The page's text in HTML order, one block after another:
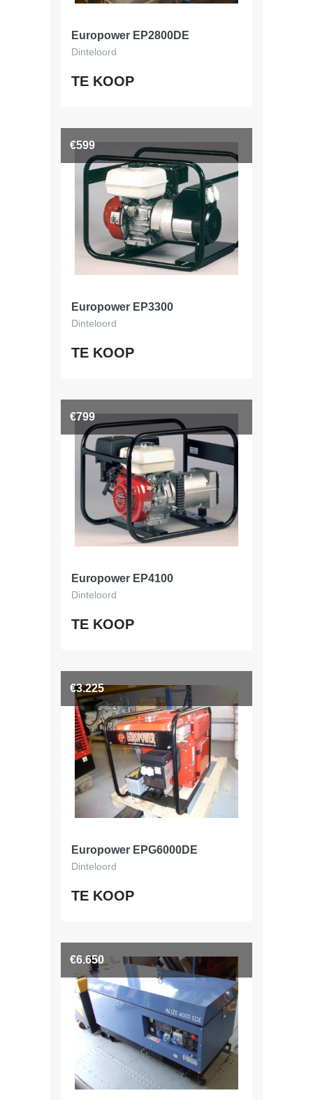
Europower EP2800DE
Dinteloord
TE KOOP
€599
Europower EP3300
Dinteloord
TE KOOP
€799
Europower EP4100
Dinteloord
TE KOOP
€3.225
Europower EPG6000DE
Dinteloord
TE KOOP
€6.650